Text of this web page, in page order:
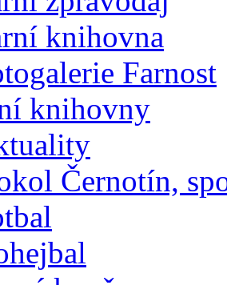
knihovna
Farnost
knihovny
Černotín,